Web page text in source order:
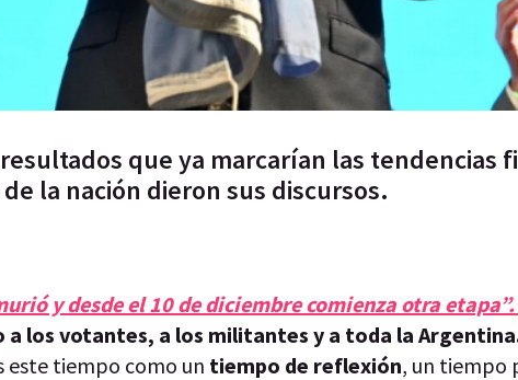
que ya marcarían las tendencias
la nación dieron sus discursos.
y desde el 10 de diciembre comienza otra etapa”.
a los votantes, a los militantes y a toda la
este tiempo como un tiempo de reflexión, un tiempo